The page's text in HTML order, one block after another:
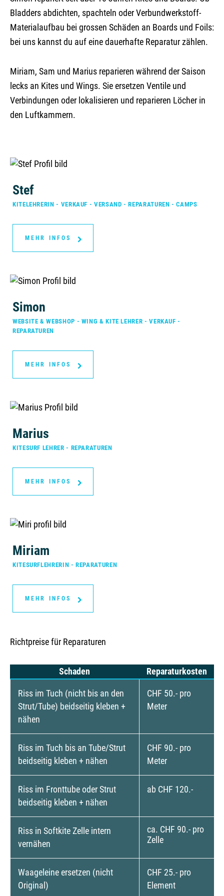
Bladders abdichten, spachteln oder Verbundwerkstoff-
Materialaufbau bei grossen Schäden an Boards und Foils:
bei uns kannst du auf eine dauerhafte Reparatur zählen.
Miriam, Sam und Marius reparieren während der Saison
lecks an Kites und Wings. Sie ersetzen Ventile und
Verbindungen oder lokalisieren und reparieren Löcher in
den Luftkammern.
Stef
KITELEHRERIN - VERKAUF - VERSAND - REPARATUREN - CAMPS
MEHR INFOS
Simon
WEBSITE & WEBSHOP - WING & KITE LEHRER - VERKAUF -
REPARATUREN
MEHR INFOS
Marius
KITESURF LEHRER - REPARATUREN
MEHR INFOS
Miriam
KITESURFLEHRERIN - REPARATUREN
MEHR INFOS
Richtpreise für Reparaturen
Schaden Reparaturkosten
Riss im Tuch (nicht bis an den
Strut/Tube) beidseitig kleben +
nähen
CHF 50.- pro
Meter
Riss im Tuch bis an Tube/Strut
beidseitig kleben + nähen
CHF 90.- pro
Meter
Riss im Fronttube oder Strut
beidseitig kleben + nähen
ab CHF 120.-
Riss in Softkite Zelle intern
vernähen
ca. CHF 90.- pro
Zelle
Waageleine ersetzen (nicht
Original)
CHF 25.- pro
Element